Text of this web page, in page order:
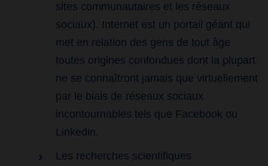
sites communautaires et les réseaux
sociaux). Internet est un portail géant qui
met en relation des gens de tout âge
toutes origines confondues dont la plupart
ne se connaîtront jamais que virtuellement
par le biais de réseaux sociaux
incontournables tels que Facebook ou
Linkedin.
Les recherches scientifiques